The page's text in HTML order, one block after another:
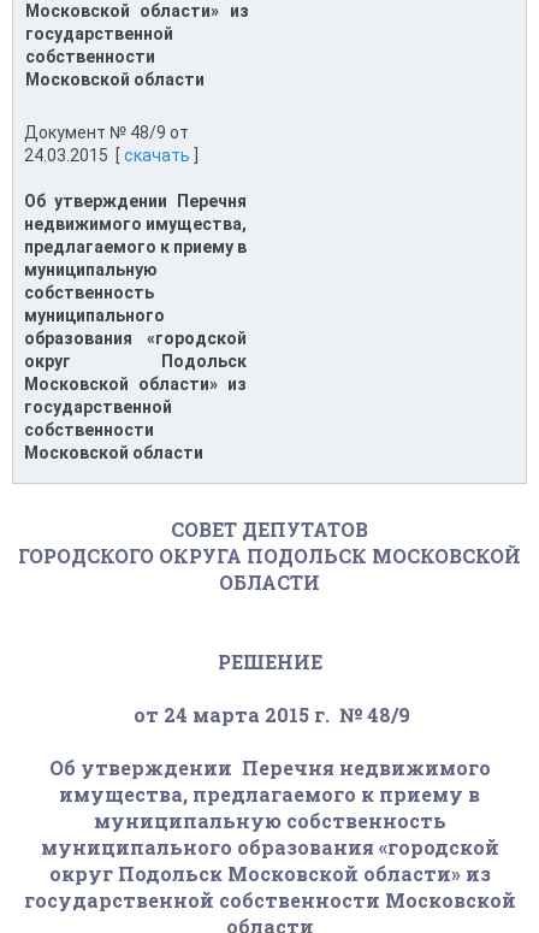
Московской области» из
государственной
собственности
Московской области
Документ № 48/9 от
24.03.2015 [ скачать
Об утверждении Перечня
недвижимого имущества,
предлагаемого к приему в
муниципальную
собственность
муниципального
образования «городской
округ Подольск
Московской области» из
государственной
собственности
Московской области
СОВЕТ ДЕПУТАТОВ
ГОРОДСКОГО ОКРУГА ПОДОЛЬСК МОСКОВСКОЙ
ОБЛАСТИ
РЕШЕНИЕ
от 24 марта 2015 г. № 48/9
Об утверждении Перечня недвижимого
имущества, предлагаемого к приему в
муниципальную собственность
муниципального образования «городской
округ Подольск Московской области» из
государственной собственности Московской
области